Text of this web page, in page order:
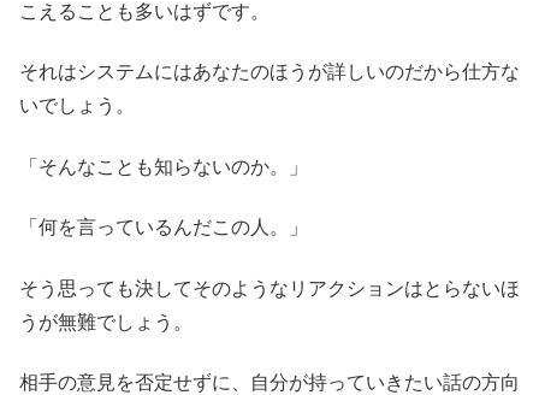
こえることも多いはずです。
それはシステムにはあなたのほうが詳しいのだから仕方な
いでしょう。
「そんなことも知らないのか。」
「何を言っているんだこの人。」
そう思っても決してそのようなリアクションはとらないほ
うが無難でしょう。
相手の意見を否定せずに、自分が持っていきたい話の方向